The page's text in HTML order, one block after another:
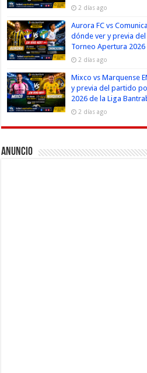
2 días ago
Aurora FC vs
dónde ver y previa
Torneo Apertura
2 días ago
Mixco vs Marquense
y previa del partido
2026 de la Liga
2 días ago
Anuncio